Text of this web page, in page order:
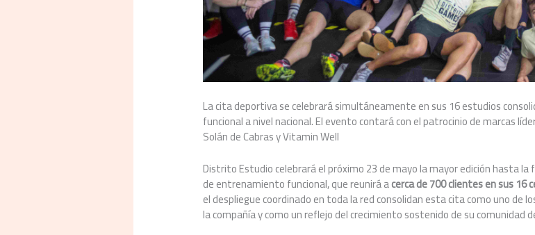
La cita deportiva se celebrará simultáneamente en sus 16 estudios
funcional a nivel nacional. El evento contará con el patrocinio de marcas
Solán de Cabras y Vitamin Well
Distrito Estudio celebrará el próximo 23 de mayo la mayor edición hasta
de entrenamiento funcional, que reunirá acerca de 700 clientes en sus 16
el despliegue coordinado en toda la red consolidan esta cita como uno de
la compañía y como un reflejo del crecimiento sostenido de su comunidad